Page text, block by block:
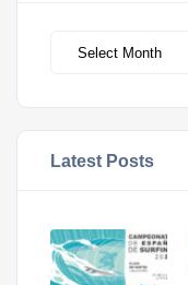
Latest Posts